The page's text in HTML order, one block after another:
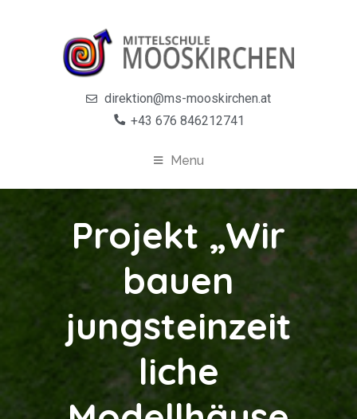
direktion@ms-mooskirchen.at
+43 676 846212741
Menu
Projekt „Wir
bauen
jungsteinzeit
liche